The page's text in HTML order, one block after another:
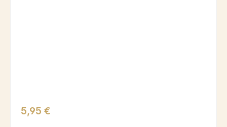
Regulärer Preis:
5,95 €